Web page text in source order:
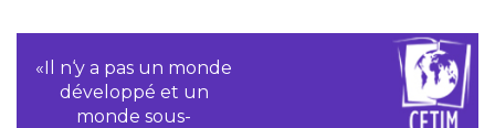
«Il n‘y a pas un monde
développé et un
monde sous-